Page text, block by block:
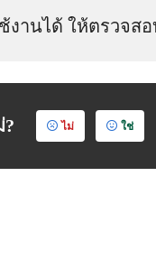
นได้ ให้ตรวจสอบ
ไม่ ใช่